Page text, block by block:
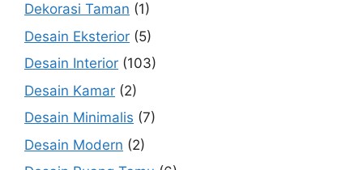
Dekorasi Taman (1)
Desain Eksterior (5)
Desain Interior (103)
Desain Kamar (2)
Desain Minimalis (7)
Desain Modern (2)